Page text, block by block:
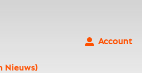
Account
Nieuws)